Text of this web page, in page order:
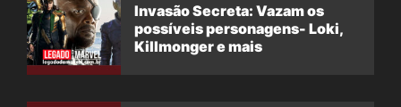
Invasão Secreta: Vazam os
possíveis personagens- Loki,
Killmonger e mais